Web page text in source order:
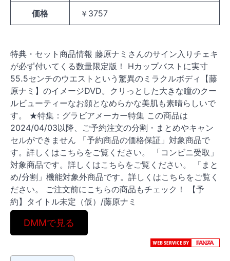
価格 ￥3757
特典・セット商品情報 藤原ナミさんのサイン入りチェキ
が必ず付いてくる数量限定版！ Hカップバストに実寸
55.5センチのウエストという驚異のミラクルボディ【藤
原ナミ】のイメージDVD。クリっとした大きな瞳のクー
ルビューティーなお顔となめらかな美肌も素晴らしいで
す。 ★特集：グラビアメーカー特集 この商品は
2024/04/03以降、ご予約注文の分割・まとめやキャン
セルができません 「予約商品の価格保証」対象商品で
す。詳しくはこちらをご覧ください。 「コンビニ受取」
対象商品です。詳しくはこちらをご覧ください。 「まと
め/分割」機能対象外商品です。詳しくはこちらをご覧く
ださい。 ご注文前にこちらの商品もチェック！ 【予
約】タイトル未定（仮）/藤原ナミ
DMMで見る